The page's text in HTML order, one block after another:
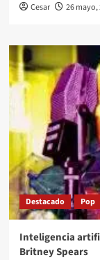
Cesar 26 mayo,
Destacado Pop
Inteligencia
Britney Spears